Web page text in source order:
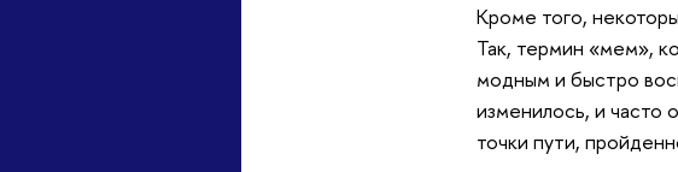
Кроме того,
Так, термин «мем»,
модным и быстро
изменилось, и часто
точки пути,